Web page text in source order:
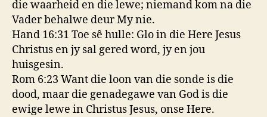
die waarheid en die lewe; niemand kom na die
Vader behalwe deur My nie.
Hand 16:31 Toe sê hulle: Glo in die Here Jesus
Christus en jy sal gered word, jy en jou
huisgesin.
Rom 6:23 Want die loon van die sonde is die
dood, maar die genadegawe van God is die
ewige lewe in Christus Jesus, onse Here.